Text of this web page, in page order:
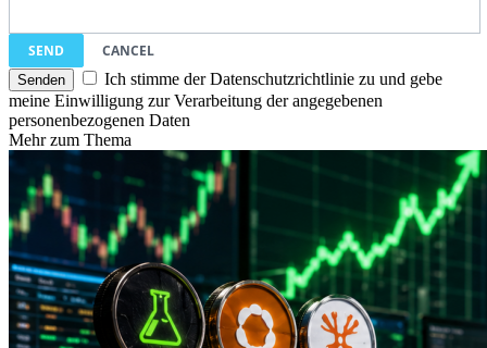
SEND
CANCEL
Ich stimme der Datenschutzrichtlinie zu und gebe
meine Einwilligung zur Verarbeitung der angegebenen
personenbezogenen Daten
Mehr zum Thema